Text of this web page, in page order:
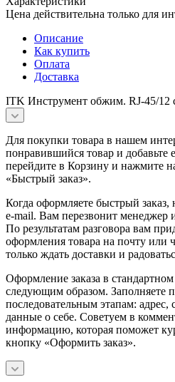
Цена действительна только для
Описание
Как купить
Оплата
Доставка
ITK Инструмент обжим. RJ-45/12
Для покупки товара в нашем
понравившийся товар и добавьте
перейдите в Корзину и нажмите
«Быстрый заказ».
Когда оформляете быстрый
e-mail. Вам перезвонит менеджер
По результатам разговора вам
оформления товара на почту или
только ждать доставки и
Оформление заказа в
следующим образом. Заполняете
последовательным этапам: адрес,
данные о себе. Советуем в
информацию, которая поможет
кнопку «Оформить заказ».